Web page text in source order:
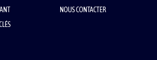
NOUS CONTACTER